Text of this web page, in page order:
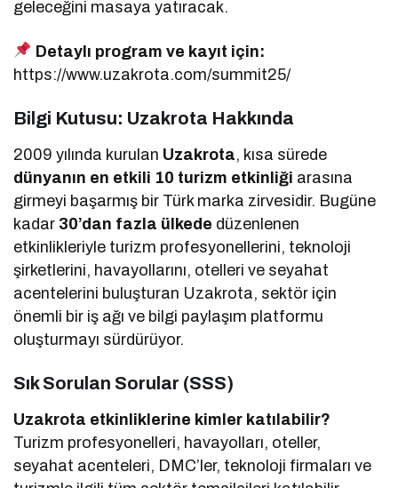
geleceğini masaya yatıracak.
Detaylı program ve kayıt için:
https://www.uzakrota.com/summit25/
Bilgi Kutusu: Uzakrota Hakkında
2009 yılında kurulan Uzakrota, kısa sürede
dünyanın en etkili 10 turizm etkinliği arasına
girmeyi başarmış bir Türk marka zirvesidir. Bugüne
kadar 30’dan fazla ülkede düzenlenen
etkinlikleriyle turizm profesyonellerini, teknoloji
şirketlerini, havayollarını, otelleri ve seyahat
acentelerini buluşturan Uzakrota, sektör için
önemli bir iş ağı ve bilgi paylaşım platformu
oluşturmayı sürdürüyor.
Sık Sorulan Sorular (SSS)
Uzakrota etkinliklerine kimler katılabilir?
Turizm profesyonelleri, havayolları, oteller,
seyahat acenteleri, DMC’ler, teknoloji firmaları ve